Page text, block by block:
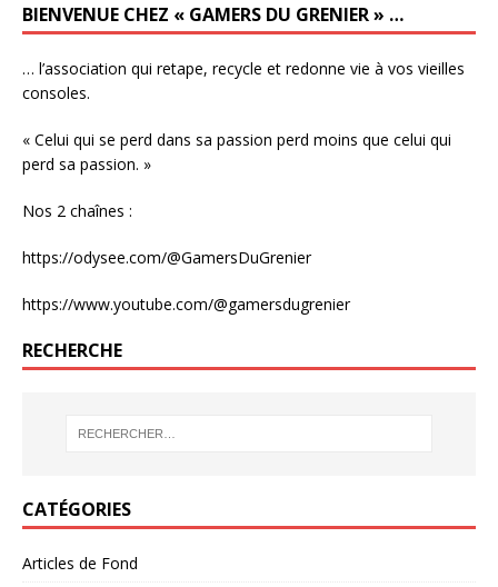
BIENVENUE CHEZ « GAMERS DU GRENIER » …
… l’association qui retape, recycle et redonne vie à vos vieilles
consoles.
« Celui qui se perd dans sa passion perd moins que celui qui
perd sa passion. »
Nos 2 chaînes :
https://odysee.com/@GamersDuGrenier
https://www.youtube.com/@gamersdugrenier
RECHERCHE
CATÉGORIES
Articles de Fond